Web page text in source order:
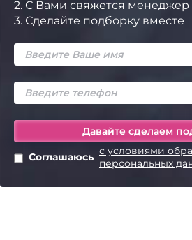
2. С Вами свяжется менеджер
3. Сделайте подборку вместе
Соглашаюсь с условиями
персональных